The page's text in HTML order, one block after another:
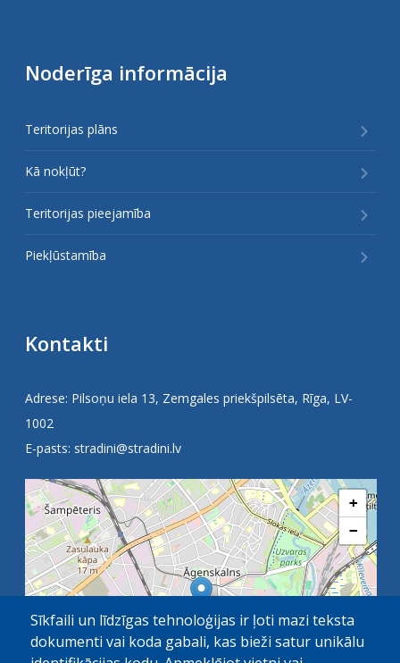
Noderīga informācija
Teritorijas plāns
Kā nokļūt?
Teritorijas pieejamība
Piekļūstamība
Kontakti
Adrese: Pilsoņu iela 13, Zemgales priekšpilsēta, Rīga, LV-
1002
E-pasts: stradini@stradini.lv
+
−
Sīkfaili un līdzīgas tehnoloģijas ir ļoti mazi teksta
dokumenti vai koda gabali, kas bieži satur unikālu